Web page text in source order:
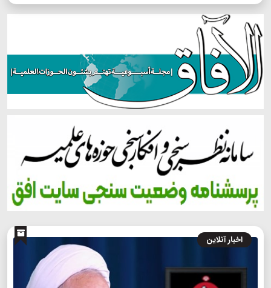
اخبار آنلاین